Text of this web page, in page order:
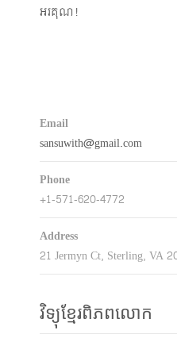
អរគុណ!
Email
sansuwith@gmail.com
Phone
+1-571-620-4772
Address
21 Jermyn Ct, Sterling, VA
វិទ្យុខ្មែរពិភពលោក